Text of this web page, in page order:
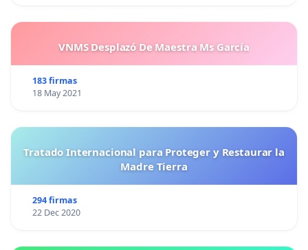
VNMS Desplazó De Maestra Ms García
183 firmas
18 May 2021
Tratado Internacional para Proteger y Restaurar la
Madre Tierra
294 firmas
22 Dec 2020